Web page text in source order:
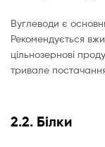
Вуглеводи є
Рекомендується
цільнозернові
тривале постачання
2.2. Білки